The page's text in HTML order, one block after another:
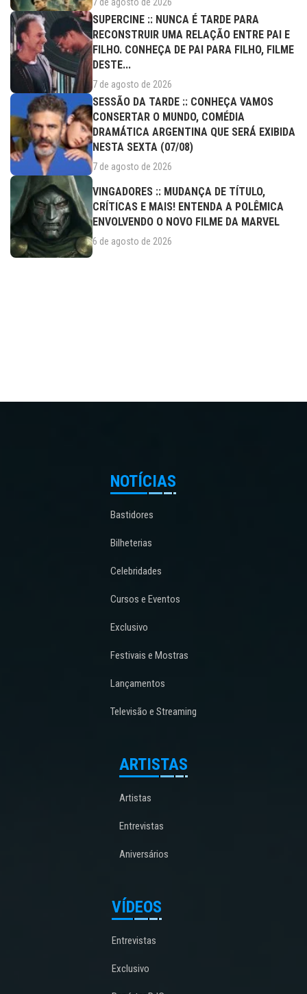
7 de agosto de 2026
SUPERCINE :: NUNCA É TARDE PARA
RECONSTRUIR UMA RELAÇÃO ENTRE PAI E
FILHO. CONHEÇA DE PAI PARA FILHO, FILME
DESTE...
7 de agosto de 2026
SESSÃO DA TARDE :: CONHEÇA VAMOS
CONSERTAR O MUNDO, COMÉDIA
DRAMÁTICA ARGENTINA QUE SERÁ EXIBIDA
NESTA SEXTA (07/08)
7 de agosto de 2026
VINGADORES :: MUDANÇA DE TÍTULO,
CRÍTICAS E MAIS! ENTENDA A POLÊMICA
ENVOLVENDO O NOVO FILME DA MARVEL
6 de agosto de 2026
NOTÍCIAS
Bastidores
Bilheterias
Celebridades
Cursos e Eventos
Exclusivo
Festivais e Mostras
Lançamentos
Televisão e Streaming
ARTISTAS
Artistas
Entrevistas
Aniversários
VÍDEOS
Entrevistas
Exclusivo